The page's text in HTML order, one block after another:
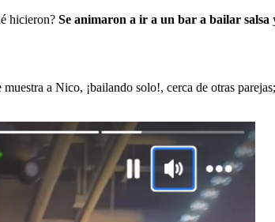
hicieron? Se animaron a ir a un bar a bailar salsa
a Nico, ¡bailando solo!, cerca de otras parejas;